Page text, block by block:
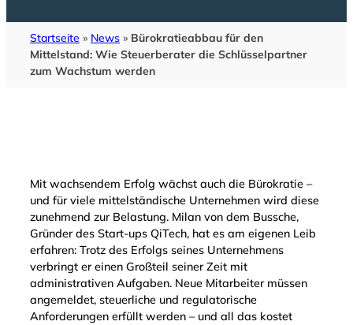
Startseite » News » Bürokratieabbau für den
Mittelstand: Wie Steuerberater die Schlüsselpartner
zum Wachstum werden
Mit wachsendem Erfolg wächst auch die Bürokratie –
und für viele mittelständische Unternehmen wird diese
zunehmend zur Belastung. Milan von dem Bussche,
Gründer des Start-ups QiTech, hat es am eigenen Leib
erfahren: Trotz des Erfolgs seines Unternehmens
verbringt er einen Großteil seiner Zeit mit
administrativen Aufgaben. Neue Mitarbeiter müssen
angemeldet, steuerliche und regulatorische
Anforderungen erfüllt werden – und all das kostet